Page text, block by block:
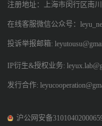
注册地址：上海市闵行区南
在线客服微信公众号：
投诉举报邮箱:
IP衍生&授权业务:
发行合作:
沪公网安备